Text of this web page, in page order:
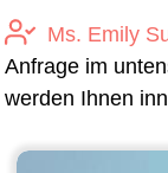
Ms. Emily
Anfrage im
werden Ihnen